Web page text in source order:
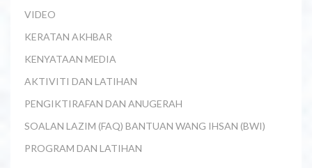
VIDEO
KERATAN AKHBAR
KENYATAAN MEDIA
AKTIVITI DAN LATIHAN
PENGIKTIRAFAN DAN ANUGERAH
SOALAN LAZIM (FAQ) BANTUAN WANG IHSAN (BWI)
PROGRAM DAN LATIHAN